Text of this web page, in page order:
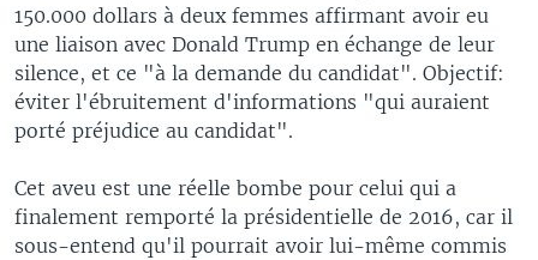
150.000 dollars à deux femmes affirmant avoir eu
une liaison avec Donald Trump en échange de leur
silence, et ce "à la demande du candidat". Objectif:
éviter l'ébruitement d'informations "qui auraient
porté préjudice au candidat".
Cet aveu est une réelle bombe pour celui qui a
finalement remporté la présidentielle de 2016, car il
sous-entend qu'il pourrait avoir lui-même commis